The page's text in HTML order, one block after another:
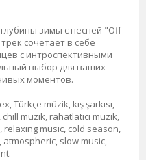
зимы с песней "Off
сочетает в себе
с интроспективными
выбор для ваших
моментов.
Türkçe müzik, kış şarkısı,
müzik, rahatlatıcı müzik,
music, cold season,
slow music,